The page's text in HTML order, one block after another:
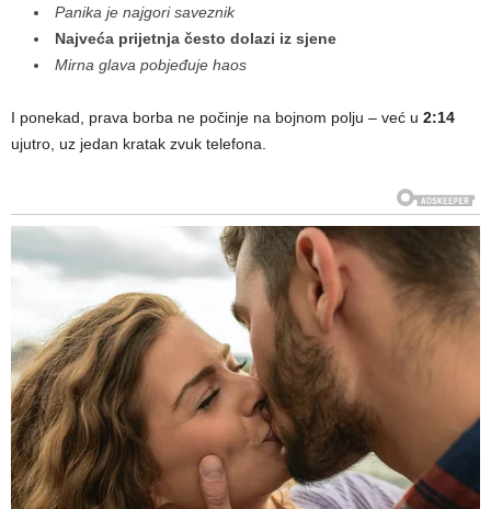
Panika je najgori saveznik
Najveća prijetnja često dolazi iz sjene
Mirna glava pobjeđuje haos
I ponekad, prava borba ne počinje na bojnom polju – već u 2:14
ujutro, uz jedan kratak zvuk telefona.